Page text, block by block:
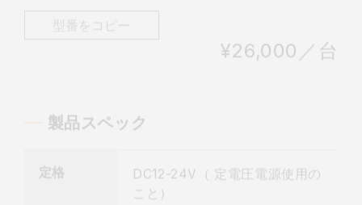
型番をコピー
¥26,000／台
製品スペック
定格
DC12-24V（ 定電圧電源使用の
こと）